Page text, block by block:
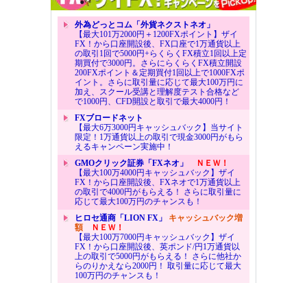
外為どっとコム「外貨ネクストネオ」
【最大101万2000円＋1200FXポイント】ザイ
FX！から口座開設後、FX口座で1万通貨以上
の取引1回で5000円+らくらくFX積立1回以上定
期買付で3000円。さらにらくらくFX積立開設
200FXポイント＆定期買付1回以上で1000FXポ
イント。さらに取引量に応じて最大100万円に
加え、スクール受講と理解度テスト合格など
で1000円、CFD開設と取引で最大4000円！
FXブロードネット
【最大6万3000円キャッシュバック】当サイト
限定！1万通貨以上の取引で現金3000円がもら
えるキャンペーン実施中！
GMOクリック証券「FXネオ」
ＮＥＷ！
【最大100万4000円キャッシュバック】ザイ
FX！から口座開設後、FXネオで1万通貨以上
の取引で4000円がもらえる！ さらに取引量に
応じて最大100万円のチャンスも！
ヒロセ通商「LION FX」 キャッシュバック増
額ＮＥＷ！
【最大100万7000円キャッシュバック】ザイ
FX！から口座開設後、英ポンド/円1万通貨以
上の取引で5000円がもらえる！ さらに他社か
らのりかえなら2000円！ 取引量に応じて最大
100万円のチャンスも！